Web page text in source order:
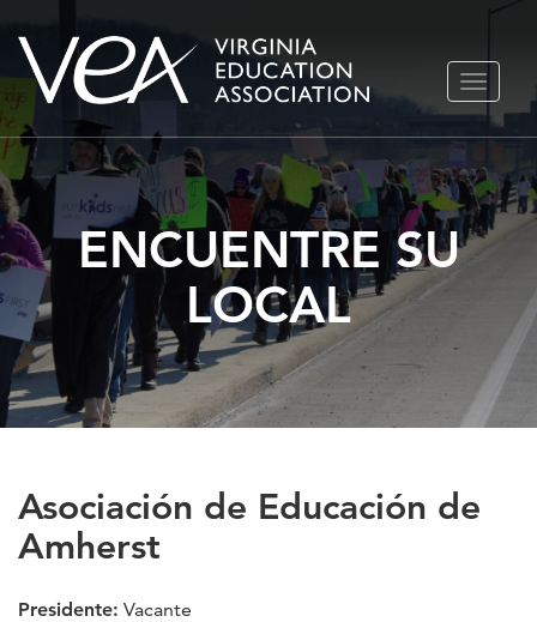
Ir
contenido
ENCUENTRE SU
LOCAL
Asociación de Educación de
Amherst
Presidente: Vacante